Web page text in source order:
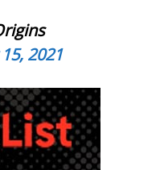
2021